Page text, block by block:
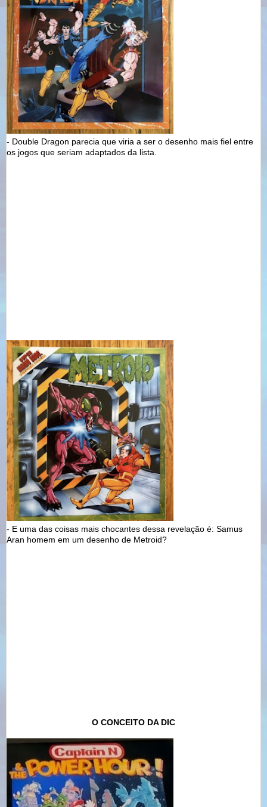
- Double Dragon parecia que viria a ser o desenho mais fiel entre
os jogos que seriam adaptados da lista.
- E uma das coisas mais chocantes dessa revelação é: Samus
Aran homem em um desenho de Metroid?
O CONCEITO DA DIC